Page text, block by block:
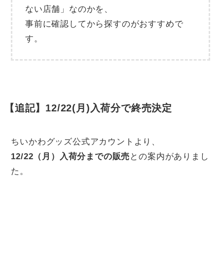
ない店舗」なのかを、
事前に確認してから探すのがおすすめで
す。
【追記】12/22(月)入荷分で終売決定
ちいかわグッズ公式アカウントより、
12/22（月）入荷分までの販売 との案内がありまし
た。